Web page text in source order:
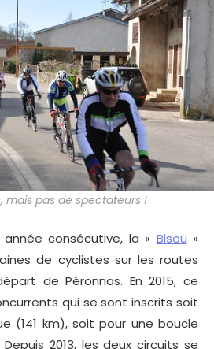
mais pas de spectateurs !
consécutive, la « Bisou »
de cyclistes sur les routes
de Péronnas. En 2015, ce
qui se sont inscrits soit
(141 km), soit pour une boucle
2013, les deux circuits se